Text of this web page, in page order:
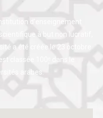
d’enseignement
à but non lucratif,
a été créée le 23 octobre
classée 100ᵉ dans le
arabes.